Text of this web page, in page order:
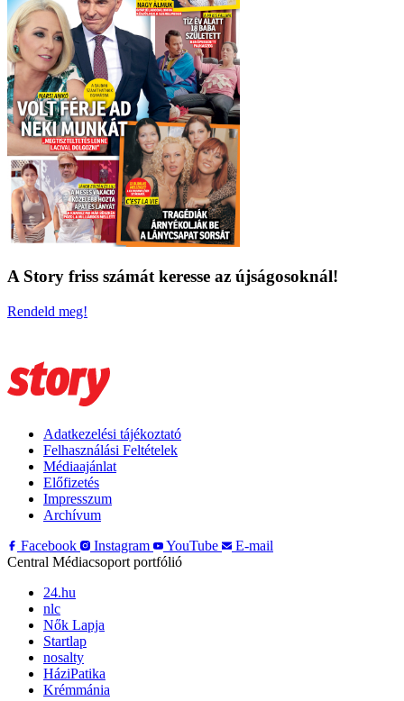
A Story friss számát keresse az újságosoknál!
Rendeld meg!
Adatkezelési tájékoztató
Felhasználási Feltételek
Médiaajánlat
Előfizetés
Impresszum
Archívum
Facebook
Instagram YouTube
E-mail
Central Médiacsoport portfólió
24.hu
nlc
Nők Lapja
Startlap
nosalty
HáziPatika
Krémmánia